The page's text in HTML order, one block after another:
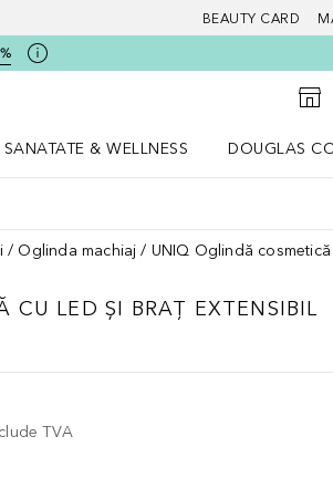
BEAUTY CARD
SANATATE & WELLNESS
DOUGLAS
Oglinda machiaj UNIQ Oglindă
CU LED ȘI BRAȚ EXTENSIBIL
TVA